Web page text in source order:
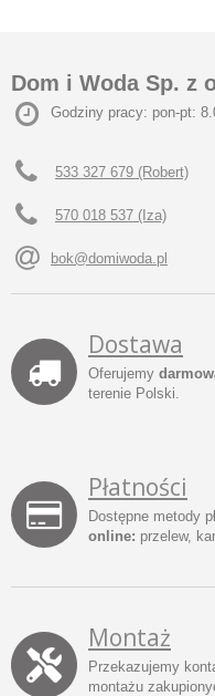
Dom i Woda Sp. z
Godziny pracy: pon-pt:
533 327 679 (Robert)
570 018 537 (Iza)
bok@domiwoda.pl
Dostawa
Oferujemy
terenie Polski.
Płatności
Dostępne metody
online: przelew,
Montaż
Przekazujemy
montażu